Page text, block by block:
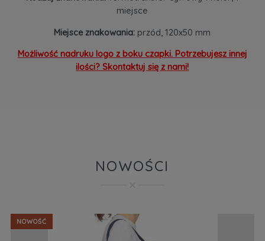
miejsce
Miejsce znakowania: przód, 120x50 mm
Możliwość nadruku logo z boku czapki. Potrzebujesz innej
ilości? Skontaktuj się z nami!
NOWOŚCI
NOWOŚĆ